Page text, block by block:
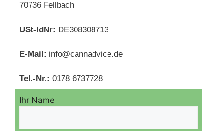
70736 Fellbach
USt-IdNr: DE308308713
E-Mail: info@cannadvice.de
Tel.-Nr.: 0178 6737728
Ihr Name